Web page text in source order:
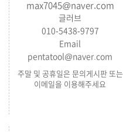
max7045@naver.com
글러브
010-5438-9797
Email
pentatool@naver.com
주말 및 공휴일은 문의게시판 또는
이메일을 이용해주세요